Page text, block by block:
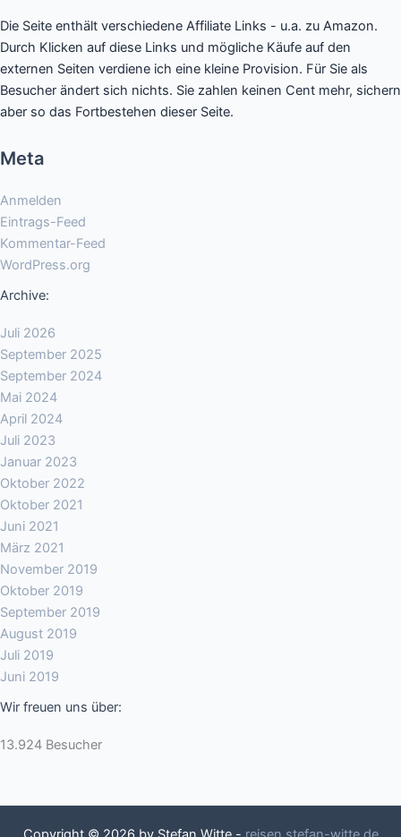
Die Seite enthält verschiedene Affiliate Links - u.a. zu Amazon.
Durch Klicken auf diese Links und mögliche Käufe auf den
externen Seiten verdiene ich eine kleine Provision. Für Sie als
Besucher ändert sich nichts. Sie zahlen keinen Cent mehr, sichern
aber so das Fortbestehen dieser Seite.
Meta
Anmelden
Eintrags-Feed
Kommentar-Feed
WordPress.org
Archive:
Juli 2026
September 2025
September 2024
Mai 2024
April 2024
Juli 2023
Januar 2023
Oktober 2022
Oktober 2021
Juni 2021
März 2021
November 2019
Oktober 2019
September 2019
August 2019
Juli 2019
Juni 2019
Wir freuen uns über:
13.924 Besucher